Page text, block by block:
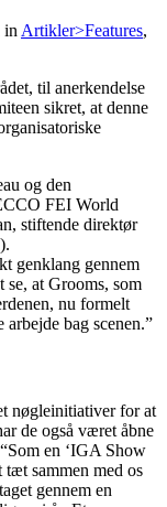
inArtikler>Features,
til anerkendelse
sikret, at denne
og den
FEI World
stiftende direktør
genklang gennem
se, at Grooms, som
nu formelt
bag scenen.”
nøgleinitiativer for at
de også været åbne
en ‘IGA Show
tæt sammen med os
gennem en